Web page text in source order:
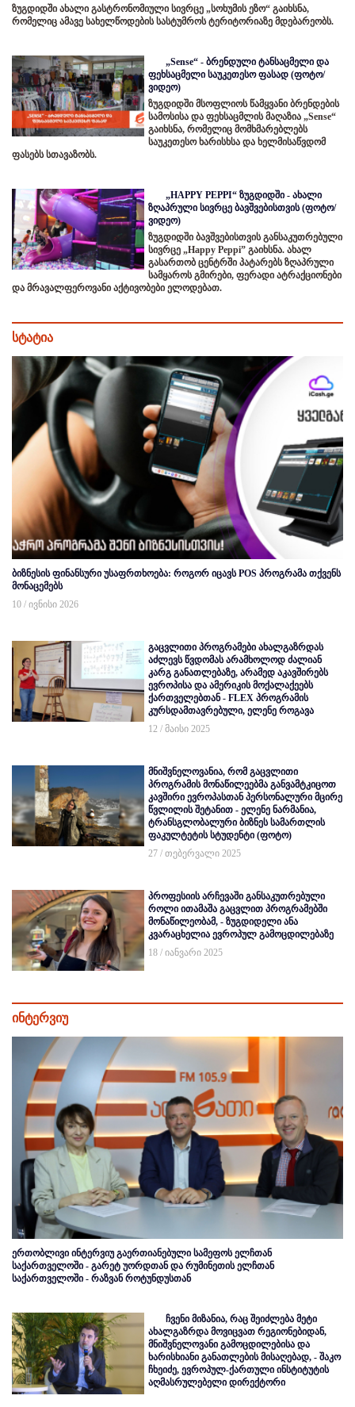
ზუგდიდში ახალი გასტრონომიული სივრცე „სოხუმის ეზო“ გაიხსნა,
რომელიც ამავე სახელწოდების სასტუმროს ტერიტორიაზე მდებარეობს.
„Sense“ - ბრენდული ტანსაცმელი და
ფეხსაცმელი საუკეთესო ფასად (ფოტო/
ვიდეო)
ზუგდიდში მსოფლიოს წამყვანი ბრენდების
სამოსისა და ფეხსაცმლის მაღაზია „Sense“
გაიხსნა, რომელიც მომხმარებლებს
საუკეთესო ხარისხსა და ხელმისაწვდომ
ფასებს სთავაზობს.
„HAPPY PEPPI“ ზუგდიდში - ახალი
ზღაპრული სივრცე ბავშვებისთვის (ფოტო/
ვიდეო)
ზუგდიდში ბავშვებისთვის განსაკუთრებული
სივრცე „Happy Peppi” გაიხსნა. ახალ
გასართობ ცენტრში პატარებს ზღაპრული
სამყაროს გმირები, ფერადი ატრაქციონები
და მრავალფეროვანი აქტივობები ელოდებათ.
სტატია
ბიზნესის ფინანსური უსაფრთხოება: როგორ იცავს POS პროგრამა თქვენს
მონაცემებს
10 / ივნისი 2026
გაცვლითი პროგრამები ახალგაზრდას
აძლევს წვდომას არამხოლოდ ძალიან
კარგ განათლებაზე, არამედ აკავშირებს
ევროპისა და ამერიკის მოქალაქეებს
ქართველებთან - FLEX პროგრამის
კურსდამთავრებული, ელენე როგავა
12 / მაისი 2025
მნიშვნელოვანია, რომ გაცვლითი
პროგრამის მონაწილეებმა განვამტკიცოთ
კავშირი ევროპასთან პერსონალური მცირე
წვლილის შეტანით - ელენე ნარმანია,
ტრანსგლობალური ბიზნეს სამართლის
ფაკულტეტის სტუდენტი (ფოტო)
27 / თებერვალი 2025
პროფესიის არჩევაში განსაკუთრებული
როლი ითამაშა გაცვლით პროგრამებში
მონაწილეობამ, - ზუგდიდელი ანა
კვარაცხელია ევროპულ გამოცდილებაზე
18 / იანვარი 2025
ინტერვიუ
ერთობლივი ინტერვიუ გაერთიანებული სამეფოს ელჩთან
საქართველოში - გარეტ უორდთან და რუმინეთის ელჩთან
საქართველოში - რაზვან როტუნდუსთან
ჩვენი მიზანია, რაც შეიძლება მეტი
ახალგაზრდა მოვიცვათ რეგიონებიდან,
მნიშვნელოვანი გამოცდილებისა და
ხარისხიანი განათლების მისაღებად, - შაკო
ჩხეიძე, ევროპულ-ქართული ინსტიტუტის
აღმასრულებელი დირექტორი